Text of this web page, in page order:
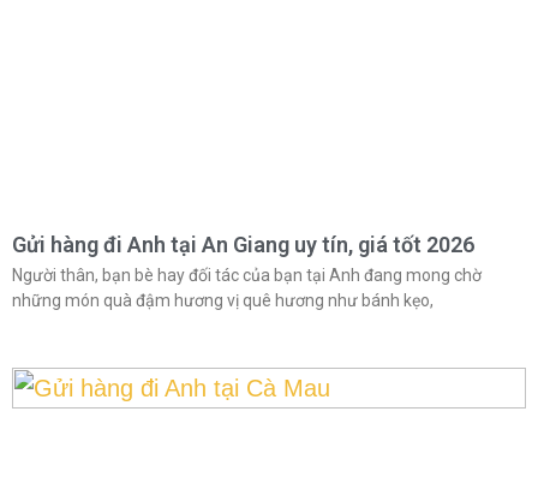
Gửi hàng đi Anh tại An Giang uy tín, giá tốt 2026
Người thân, bạn bè hay đối tác của bạn tại Anh đang mong chờ
những món quà đậm hương vị quê hương như bánh kẹo,